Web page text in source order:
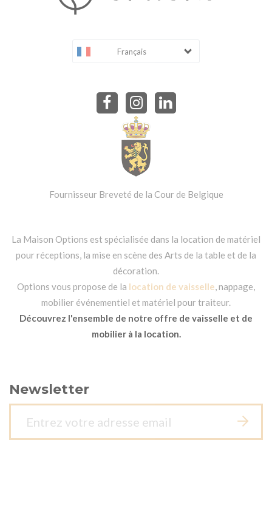
Français
Fournisseur Breveté de la Cour de Belgique
La Maison Options est spécialisée dans la location de matériel
pour réceptions, la mise en scène des Arts de la table et de la
décoration.
Options vous propose de la location de vaisselle, nappage,
mobilier événementiel et matériel pour traiteur.
Découvrez l'ensemble de notre offre de vaisselle et de
mobilier à la location.
Newsletter